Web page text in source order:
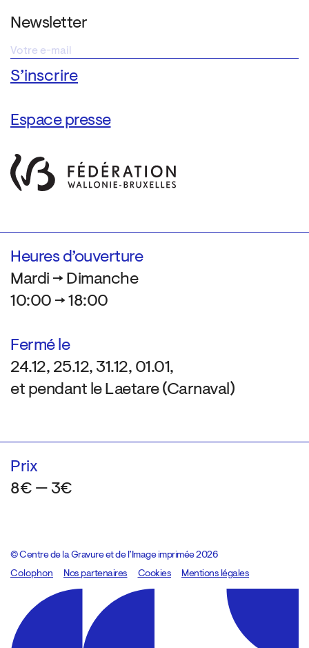
Newsletter
Espace presse
Heures d’ouverture
Mardi → Dimanche
10:00 → 18:00
Fermé le
24.12, 25.12, 31.12, 01.01,
et pendant le Laetare (Carnaval)
Prix
8€ — 3€
© Centre de la Gravure et de l’Image imprimée 2026
Colophon
Design:Marcel Kaczmarek, code:8080.studio
Nos partenaires Cookies Mentions légales